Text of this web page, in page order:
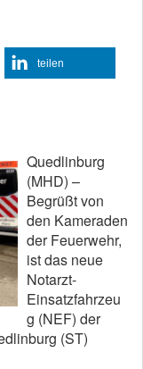
teilen
Quedlinburg
(MHD) –
Begrüßt von
den Kameraden
der Feuerwehr,
ist das neue
Notarzt-
Einsatzfahrzeu
g (NEF) der
(ST)